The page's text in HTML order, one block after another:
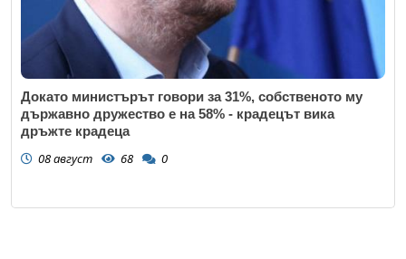
Докато министърът говори за 31%, собственото му
държавно дружество е на 58% - крадецът вика
дръжте крадеца
08 август 68 0